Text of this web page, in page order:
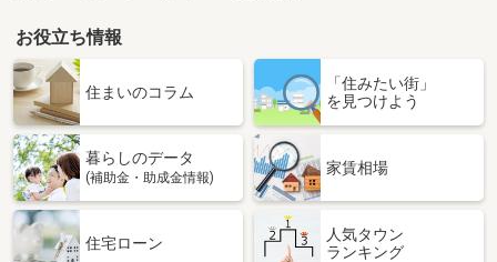
香川県高松市寺井町
価 格
8.50万円
香川県高松市寺井町
専有面積 100.92m²
間取り
香川県三豊市山本町財田西
お役立ち情報
住まいのコラム
「住みたい街」
を見つけよう
暮らしのデータ
(補助金・助成金情報)
家賃相場
住宅ローン
人気タウン
ランキング